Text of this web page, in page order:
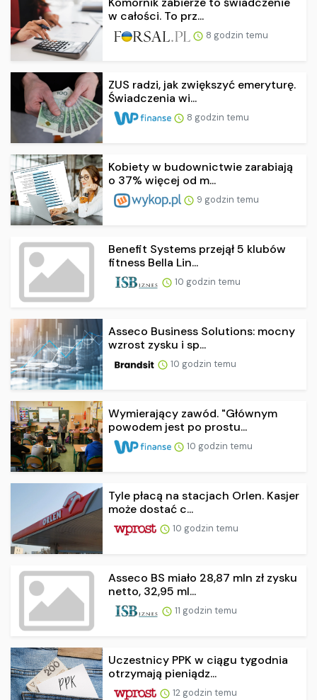
w całości. To prz...
8 godzin temu
ZUS radzi, jak zwiększyć emeryturę.
Świadczenia wi...
8 godzin temu
Kobiety w budownictwie zarabiają
o 37% więcej od m...
9 godzin temu
Benefit Systems przejął 5 klubów
fitness Bella Lin...
10 godzin temu
Asseco Business Solutions: mocny
wzrost zysku i sp...
10 godzin temu
Wymierający zawód. "Głównym
powodem jest po prostu...
10 godzin temu
Tyle płacą na stacjach Orlen. Kasjer
może dostać c...
10 godzin temu
Asseco BS miało 28,87 mln zł zysku
netto, 32,95 ml...
11 godzin temu
Uczestnicy PPK w ciągu tygodnia
otrzymają pieniądz...
12 godzin temu